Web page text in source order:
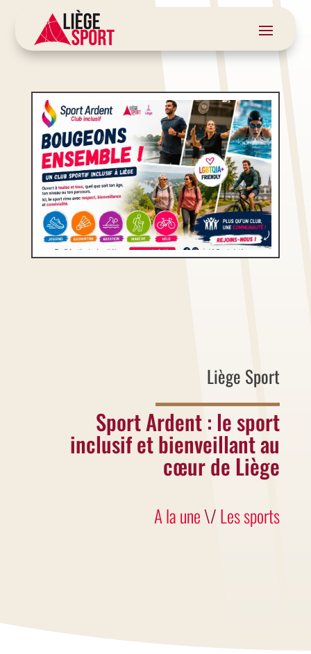
Liège Sport
Sport Ardent : le sport
inclusif et bienveillant au
cœur de Liège
A la une\/Les sports
et tous dans une ambiance conviviale,